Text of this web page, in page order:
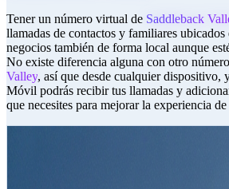
Tener un número virtual de Saddleback
llamadas de contactos y familiares ubicados
negocios también de forma local aunque
No existe diferencia alguna con otro
Valley, así que desde cualquier dispositivo,
Móvil podrás recibir tus llamadas y
que necesites para mejorar la experiencia